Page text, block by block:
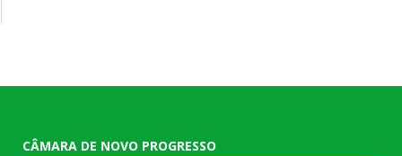
CÂMARA DE NOVO PROGRESSO